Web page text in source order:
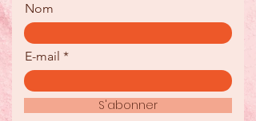
Nom
E-mail
S'abonner